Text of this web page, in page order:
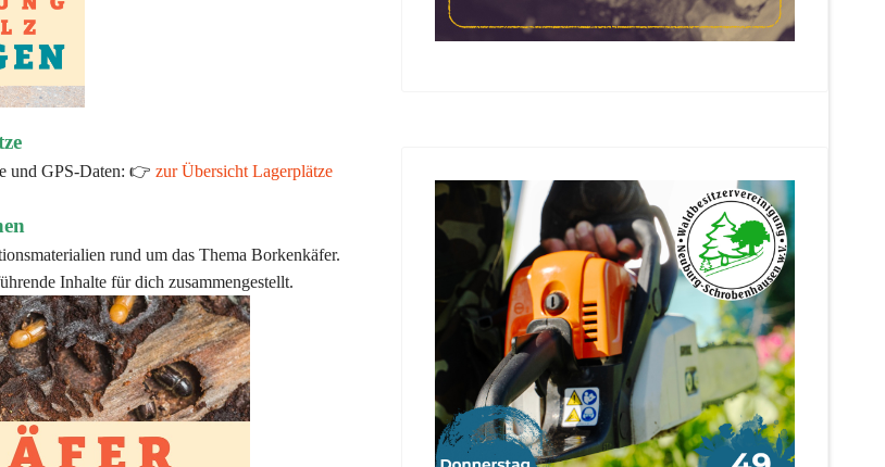
und GPS-Daten: 👉 zur Übersicht Lagerplätze
rund um das Thema Borkenkäfer.
Inhalte für dich zusammengestellt.